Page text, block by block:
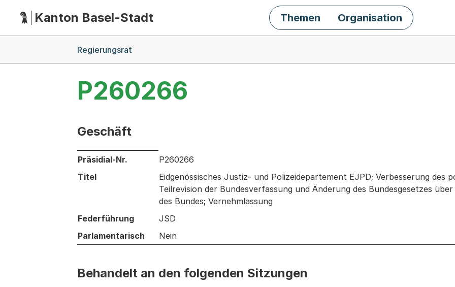
HauptnavigationKanton Basel-Stadt Themen Organisation
Regierungsrat
P260266
Geschäft
Informationen zum Ausgewählten Geschäft
Präsidial-Nr.
P260266
Titel
Eidgenössisches Justiz- und Polizeidepartement EJPD; Verbesserung des
Teilrevision der Bundesverfassung und Änderung des Bundesgesetzes
des Bundes; Vernehmlassung
Federführung
JSD
Parlamentarisch
Nein
Behandelt an den folgenden Sitzungen